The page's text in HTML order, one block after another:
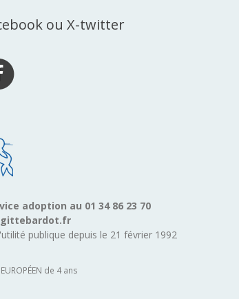
ou X-twitter
adoption au 01 34 86 23 70
publique depuis le 21 février 1992
de 4 ans